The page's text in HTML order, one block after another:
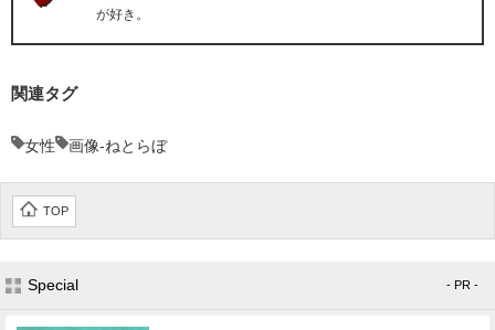
が好き。
関連タグ
女性 画像-ねとらぼ
TOP
Special - PR -